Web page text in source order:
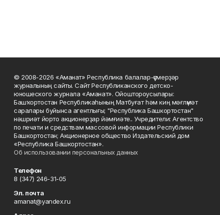
© 2008-2026 «Аманат» Республика балалар-үҫмерҙәр
журналының сайты. Сайт Республиканского детско-
юношеского журнала «Аманат». Ойоштороусылары:
Башҡортостан Республикаһының Матбуғат һәм киң мәғлүмәт
саралары буйынса агентлығы; "Республика Башкортостан"
нәшриәт йорто акционерҙар йәмғиәте.. Учредители: Агентство
по печати и средствам массовой информации Республики
Башкортостан; Акционерное общество Издательский дом
«Республика Башкортостан».
Об использовании персональных данных
Телефон
8 (347) 246-31-05
Эл. почта
amanat@yandex.ru